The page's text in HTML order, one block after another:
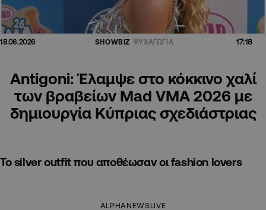
18.06.2026 SHOWBIZ ΨΥΧΑΓΩΓΙΑ 17:18
Antigoni: Έλαμψε στο κόκκινο χαλί
των βραβείων Mad VMA 2026 με
δημιουργία Κύπριας σχεδιάστριας
Το silver outfit που αποθέωσαν οι fashion lovers
ALPHANEWSLIVE